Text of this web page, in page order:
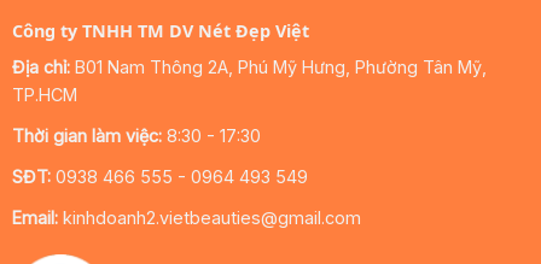
Công ty TNHH TM DV Nét Đẹp Việt
Địa chỉ: B01 Nam Thông 2A, Phú Mỹ Hưng, Phường Tân Mỹ,
TP.HCM
Thời gian làm việc:8:30 - 17:30
SĐT:0938 466 555 - 0964 493 549
Email:kinhdoanh2.vietbeauties@gmail.com